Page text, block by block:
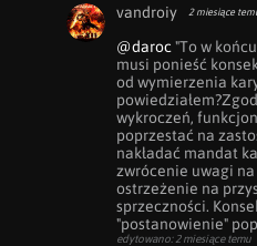
vandroiy 2 miesiące
@daroc "To w
musi ponieść
od wymierzenia
wykroczeń,
poprzestać na
nakładać mandat
zwrócenie uwagi
ostrzeżenie na
sprzeczności.
"postanowienie"
edytowano: 2 miesiące temu